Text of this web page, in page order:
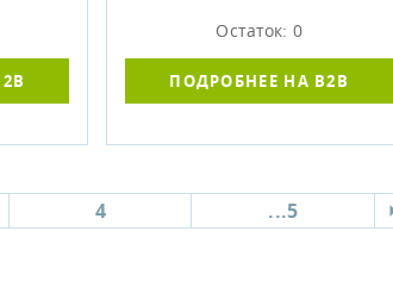
Остаток: 0
ПОДРОБНЕЕ НА B2B
4 ...5